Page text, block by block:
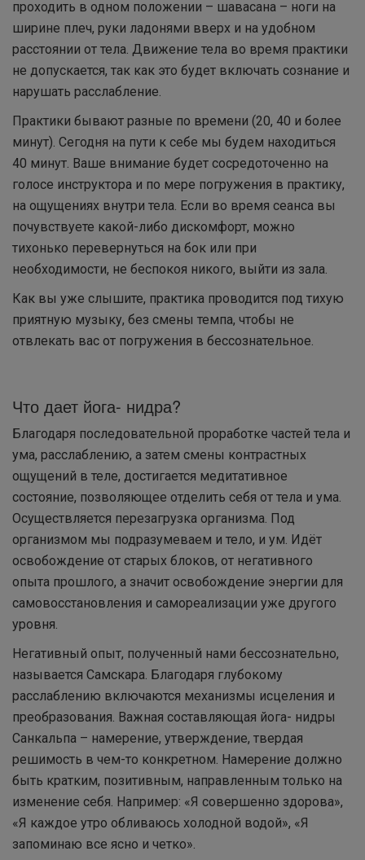
проходить в одном положении – шавасана – ноги на
ширине плеч, руки ладонями вверх и на удобном
расстоянии от тела. Движение тела во время практики
не допускается, так как это будет включать сознание и
нарушать расслабление.
Практики бывают разные по времени (20, 40 и более
минут). Сегодня на пути к себе мы будем находиться
40 минут. Ваше внимание будет сосредоточенно на
голосе инструктора и по мере погружения в практику,
на ощущениях внутри тела. Если во время сеанса вы
почувствуете какой-либо дискомфорт, можно
тихонько перевернуться на бок или при
необходимости, не беспокоя никого, выйти из зала.
Как вы уже слышите, практика проводится под тихую
приятную музыку, без смены темпа, чтобы не
отвлекать вас от погружения в бессознательное.
Что дает йога- нидра?
Благодаря последовательной проработке частей тела и
ума, расслаблению, а затем смены контрастных
ощущений в теле, достигается медитативное
состояние, позволяющее отделить себя от тела и ума.
Осуществляется перезагрузка организма. Под
организмом мы подразумеваем и тело, и ум. Идёт
освобождение от старых блоков, от негативного
опыта прошлого, а значит освобождение энергии для
самовосстановления и самореализации уже другого
уровня.
Негативный опыт, полученный нами бессознательно,
называется Самскара. Благодаря глубокому
расслаблению включаются механизмы исцеления и
преобразования. Важная составляющая йога- нидры
Санкальпа – намерение, утверждение, твердая
решимость в чем-то конкретном. Намерение должно
быть кратким, позитивным, направленным только на
изменение себя. Например: «Я совершенно здорова»,
«Я каждое утро обливаюсь холодной водой», «Я
запоминаю все ясно и четко».